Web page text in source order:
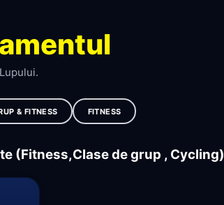
& FITNESS FITNESS
(Fitness,Clase de grup , Cycling)